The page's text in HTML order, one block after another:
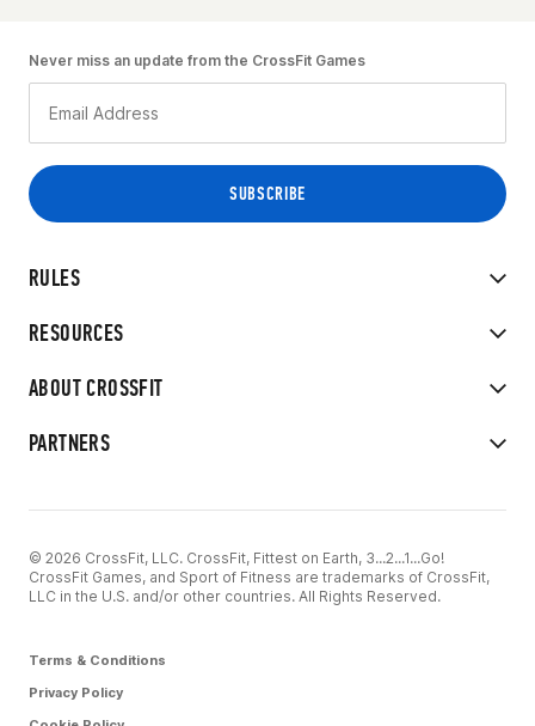
RULES
RESOURCES
ABOUT CROSSFIT
PARTNERS
Never miss an update from the CrossFit Games
© 2026 CrossFit, LLC. CrossFit, Fittest on Earth, 3...2...1...Go!
CrossFit Games, and Sport of Fitness are trademarks of CrossFit,
LLC in the U.S. and/or other countries. All Rights Reserved.
Terms & Conditions
Privacy Policy